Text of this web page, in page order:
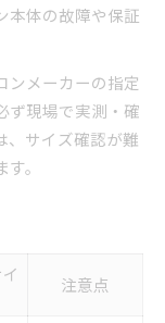
本体の故障や保証
ンメーカーの指定
ず現場で実測・確
、サイズ確認が難
。
注意点